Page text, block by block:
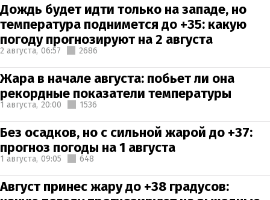
Дождь будет идти только на западе, но
температура поднимется до +35: какую
погоду прогнозируют на 2 августа
2 августа, 06:57 2686
Жара в начале августа: побьет ли она
рекордные показатели температуры
1 августа, 20:00 1536
Без осадков, но с сильной жарой до +37:
прогноз погоды на 1 августа
1 августа, 09:05 648
Август принес жару до +38 градусов: